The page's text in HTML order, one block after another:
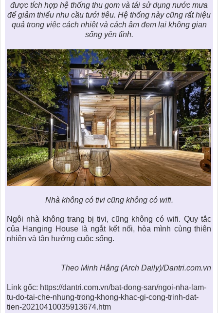
được tích hợp hệ thống thu gom và tái sử dụng nước mưa
để giảm thiểu nhu cầu tưới tiêu. Hệ thống này cũng rất hiệu
quả trong việc cách nhiệt và cách âm đem lại không gian
sống yên tĩnh.
Nhà không có tivi cũng không có wifi.
Ngôi nhà không trang bị tivi, cũng không có wifi. Quy tắc
của Hanging House là ngắt kết nối, hòa mình cùng thiên
nhiên và tận hưởng cuộc sống.
Theo Minh Hằng (Arch Daily)/Dantri.com.vn
Link gốc: https://dantri.com.vn/bat-dong-san/ngoi-nha-lam-
tu-do-tai-che-nhung-trong-khong-khac-gi-cong-trinh-dat-
tien-20210410035913674.htm